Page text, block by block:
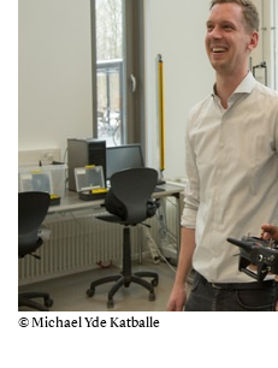
© Michael Yde Katballe